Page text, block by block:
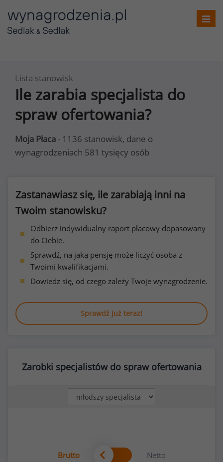
Lista stanowisk
Ile zarabia specjalista do
spraw ofertowania?
Moja Płaca - 1136 stanowisk, dane o
wynagrodzeniach 581 tysięcy osób
Zastanawiasz się, ile zarabiają inni na
Twoim stanowisku?
Odbierz indywidualny raport płacowy dopasowany
do Ciebie.
Sprawdź, na jaką pensję może liczyć osoba z
Twoimi kwalifikacjami.
Dowiedz się, od czego zależy Twoje wynagrodzenie.
Sprawdź już teraz!
Zarobki specjalistów do spraw ofertowania
Brutto Netto